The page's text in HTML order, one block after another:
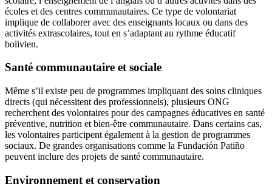
écoles et des centres communautaires. Ce type de volontariat
implique de collaborer avec des enseignants locaux ou dans des
activités extrascolaires, tout en s’adaptant au rythme éducatif
bolivien.
Santé communautaire et sociale
Même s’il existe peu de programmes impliquant des soins cliniques
directs (qui nécessitent des professionnels), plusieurs ONG
recherchent des volontaires pour des campagnes éducatives en santé
préventive, nutrition et bien-être communautaire. Dans certains cas,
les volontaires participent également à la gestion de programmes
sociaux. De grandes organisations comme la Fundación Patiño
peuvent inclure des projets de santé communautaire.
Environnement et conservation